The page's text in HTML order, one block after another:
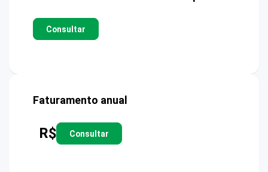
Consultar
Faturamento anual
R$ Consultar